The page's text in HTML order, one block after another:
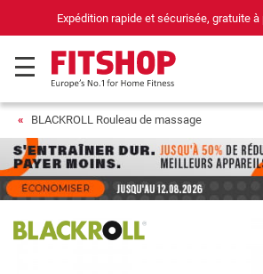
Expédition rapide et sécurisée, gratuite à
BLACKROLL Rouleau de massage